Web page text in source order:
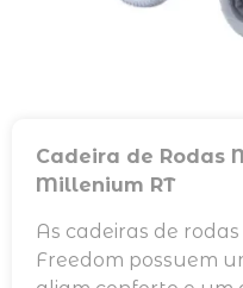
Cadeira de Rodas
Millenium RT
As cadeiras de
Freedom possuem